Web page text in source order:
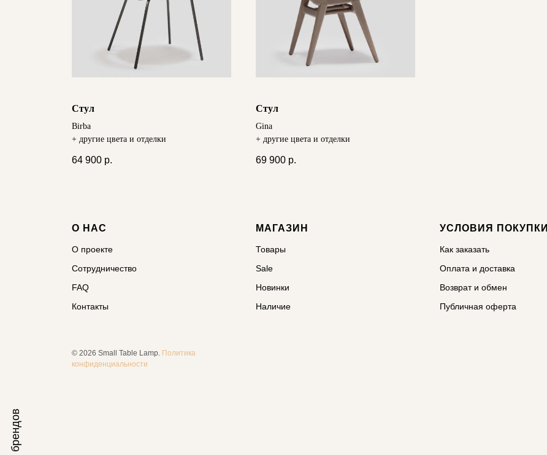
Стул
Birba
+ другие цвета и отделки
64 900 р.
Стул
Gina
+ другие цвета и отделки
69 900 р.
О НАС
О проекте
Сотрудничество
FAQ
Контакты
МАГАЗИН
Товары
Sale
Новинки
Наличие
УСЛОВИЯ ПОКУПКИ
Как заказать
Оплата и доставка
Возврат и обмен
Публичная оферта
© 2026 Small Table Lamp. Политика
конфиденциальности